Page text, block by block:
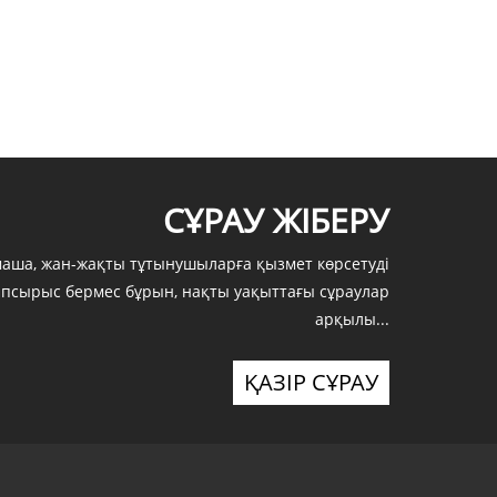
СҰРАУ ЖІБЕРУ
жан-жақты тұтынушыларға қызмет көрсетуді
бермес бұрын, нақты уақыттағы сұраулар
арқылы...
ҚАЗІР СҰРАУ